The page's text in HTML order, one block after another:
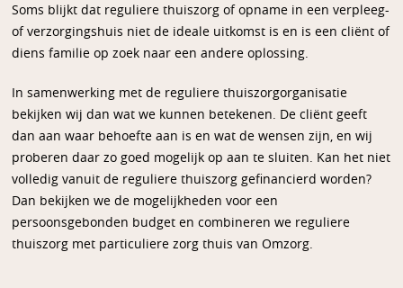
Soms blijkt dat reguliere thuiszorg of opname in een verpleeg-
of verzorgingshuis niet de ideale uitkomst is en is een cliënt of
diens familie op zoek naar een andere oplossing.
In samenwerking met de reguliere thuiszorgorganisatie
bekijken wij dan wat we kunnen betekenen. De cliënt geeft
dan aan waar behoefte aan is en wat de wensen zijn, en wij
proberen daar zo goed mogelijk op aan te sluiten. Kan het niet
volledig vanuit de reguliere thuiszorg gefinancierd worden?
Dan bekijken we de mogelijkheden voor een
persoonsgebonden budget en combineren we reguliere
thuiszorg met particuliere zorg thuis van Omzorg.